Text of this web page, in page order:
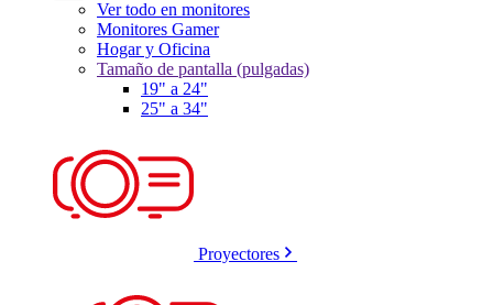
Ver todo en monitores
Monitores Gamer
Hogar y Oficina
Tamaño de pantalla (pulgadas)
19" a 24"
25" a 34"
Proyectores